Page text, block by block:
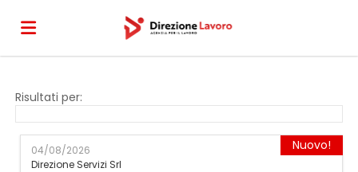
Offerte
Risultati per:
04/08/2026
Direzione Servizi Srl
Nuovo!